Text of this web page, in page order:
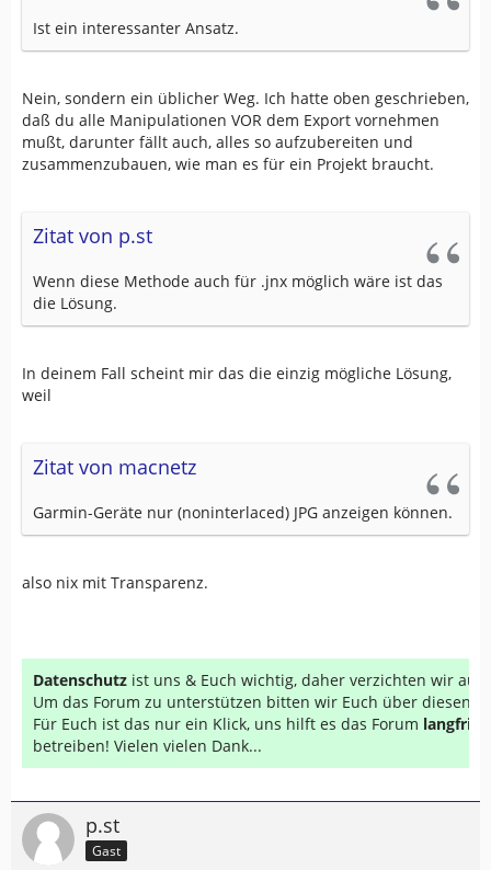
Ist ein interessanter Ansatz.
Nein, sondern ein üblicher Weg. Ich hatte oben geschrieben,
daß du alle Manipulationen VOR dem Export vornehmen
mußt, darunter fällt auch, alles so aufzubereiten und
zusammenzubauen, wie man es für ein Projekt braucht.
Zitat von p.st
Wenn diese Methode auch für .jnx möglich wäre ist das
die Lösung.
In deinem Fall scheint mir das die einzig mögliche Lösung,
weil
Zitat von macnetz
Garmin-Geräte nur (noninterlaced) JPG anzeigen können.
also nix mit Transparenz.
Datenschutz ist uns & Euch wichtig, daher verzichten wir auf
Um das Forum zu unterstützen bitten wir Euch über diesen
Für Euch ist das nur ein Klick, uns hilft es das Forum
betreiben! Vielen vielen Dank...
p.st
Gast